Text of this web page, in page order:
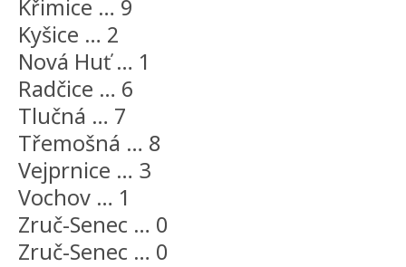
Křimice … 9
Kyšice … 2
Nová Huť … 1
Radčice … 6
Tlučná … 7
Třemošná … 8
Vejprnice … 3
Vochov … 1
Zruč-Senec … 0
Zruč-Senec … 0